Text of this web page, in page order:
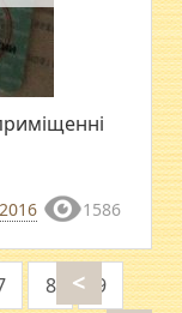
1586
<
8
9